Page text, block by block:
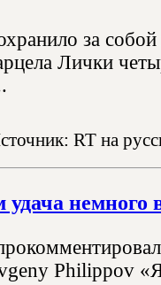
за собой
Лички
RT на
немного
Philippov